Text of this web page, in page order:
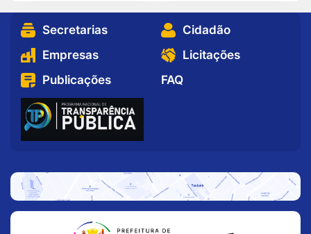
Secretarias
Cidadão
Empresas
Licitações
Publicações
FAQ